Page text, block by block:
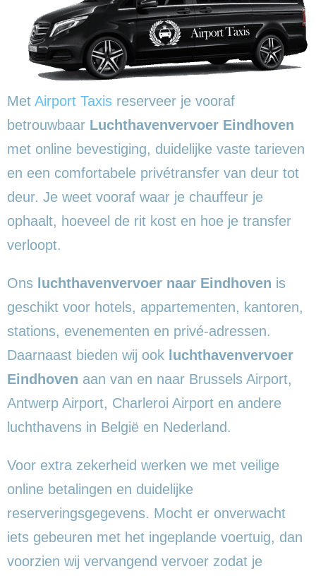
Met Airport Taxis reserveer je vooraf
betrouwbaar Luchthavenvervoer Eindhoven
met online bevestiging, duidelijke vaste tarieven
en een comfortabele privétransfer van deur tot
deur. Je weet vooraf waar je chauffeur je
ophaalt, hoeveel de rit kost en hoe je transfer
verloopt.
Ons luchthavenvervoer naar Eindhoven is
geschikt voor hotels, appartementen, kantoren,
stations, evenementen en privé-adressen.
Daarnaast bieden wij ook luchthavenvervoer
Eindhoven aan van en naar Brussels Airport,
Antwerp Airport, Charleroi Airport en andere
luchthavens in België en Nederland.
Voor extra zekerheid werken we met veilige
online betalingen en duidelijke
reserveringsgegevens. Mocht er onverwacht
iets gebeuren met het ingeplande voertuig, dan
voorzien wij vervangend vervoer zodat je